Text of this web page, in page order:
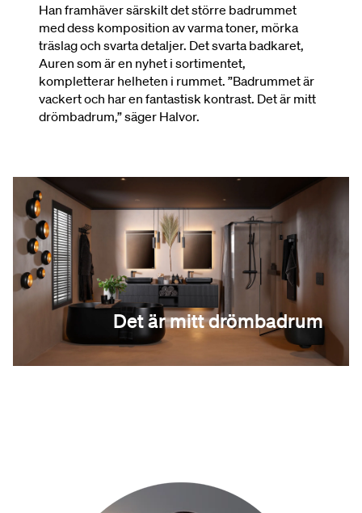
Han framhäver särskilt det större badrummet
med dess komposition av varma toner, mörka
träslag och svarta detaljer. Det svarta badkaret,
Auren som är en nyhet i sortimentet,
kompletterar helheten i rummet. ”Badrummet är
vackert och har en fantastisk kontrast. Det är mitt
drömbadrum,” säger Halvor.
Det är mitt drömbadrum